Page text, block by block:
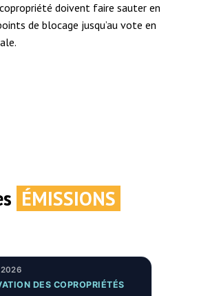
doivent faire sauter en
de blocage jusqu’au vote en
ÉMISSIONS
DES COPROPRIÉTÉS